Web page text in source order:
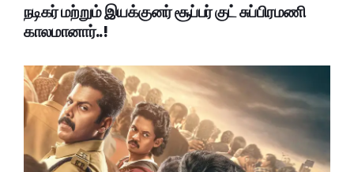
நடிகர் மற்றும் இயக்குனர் சூப்பர் குட் சுப்பிரமணி
காலமானார்..!